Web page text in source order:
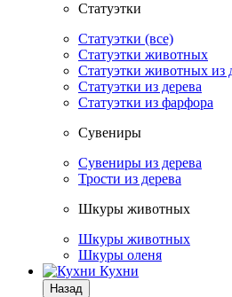
Статуэтки
Статуэтки (все)
Статуэтки животных
Статуэтки животных из
Статуэтки из дерева
Статуэтки из фарфора
Сувениры
Сувениры из дерева
Трости из дерева
Шкуры животных
Шкуры животных
Шкуры оленя
Кухни
Назад